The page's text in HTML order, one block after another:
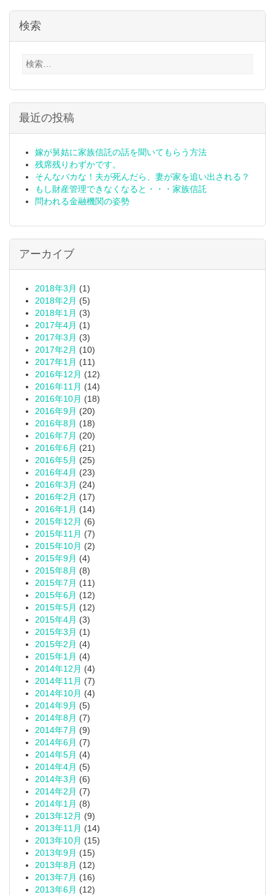
検索
検
最近の投稿
嫁が舅姑に家族信託の話を聞いてもらう方法
残席残りわずかです。
そんなバカな！夫が死んだら、妻が家を追い出される？
もし財産管理できなくなると・・・家族信託
問われる金融機関の姿勢
アーカイブ
2018年3月 (1)
2018年2月 (5)
2018年1月 (3)
2017年4月 (1)
2017年3月 (3)
2017年2月 (10)
2017年1月 (11)
2016年12月 (12)
2016年11月 (14)
2016年10月 (18)
2016年9月 (20)
2016年8月 (18)
2016年7月 (20)
2016年6月 (21)
2016年5月 (25)
2016年4月 (23)
2016年3月 (24)
2016年2月 (17)
2016年1月 (14)
2015年12月 (6)
2015年11月 (7)
2015年10月 (2)
2015年9月 (4)
2015年8月 (8)
2015年7月 (11)
2015年6月 (12)
2015年5月 (12)
2015年4月 (3)
2015年3月 (1)
2015年2月 (4)
2015年1月 (4)
2014年12月 (4)
2014年11月 (7)
2014年10月 (4)
2014年9月 (5)
2014年8月 (7)
2014年7月 (9)
2014年6月 (7)
2014年5月 (4)
2014年4月 (5)
2014年3月 (6)
2014年2月 (7)
2014年1月 (8)
2013年12月 (9)
2013年11月 (14)
2013年10月 (15)
2013年9月 (15)
2013年8月 (12)
2013年7月 (16)
2013年6月 (12)